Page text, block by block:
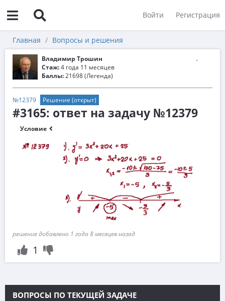
Войти Регистрация
Главная Вопросы и решения
Владимир Трошин
Стаж:4 года 11 месяцев
Баллы:21698 (Легенда)
№12379 Решение (открыт)
#3165: ответ на задачу №12379
Условие
решение добавлено 1 года 8 месяцев назад
1
ВОПРОСЫ ПО ТЕКУЩЕЙ ЗАДАЧЕ